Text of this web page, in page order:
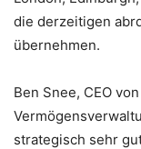
die derzeitigen
übernehmen.
Ben Snee, CEO
strategisch sehr